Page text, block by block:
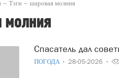
Тэги шаровая молния
молния
Спасатель дал
ПОГОДА 28-05-2026